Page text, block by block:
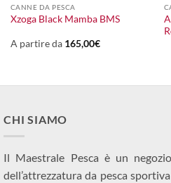
CANNE DA PESCA
Xzoga Black Mamba BMS
A partire da 165,00€
CHI SIAMO
Il Maestrale Pesca è un
dell’attrezzatura da pesca